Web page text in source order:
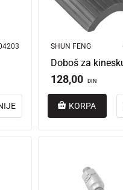
SHUN FENG
128,00 DIN
KORPA